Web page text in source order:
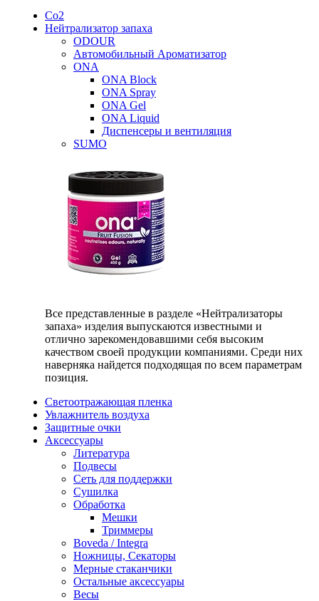
Со2
Нейтрализатор запаха
ODOUR
Автомобильный Ароматизатор
ONA
ONA Block
ONA Spray
ONA Gel
ONA Liquid
Диспенсеры и вентиляция
SUMO
Все представленные в разделе «Нейтрализаторы
запаха» изделия выпускаются известными и
отлично зарекомендовавшими себя высоким
качеством своей продукции компаниями. Среди них
наверняка найдется подходящая по всем параметрам
позиция.
Светоотражающая пленка
Увлажнитель воздуха
Защитные очки
Аксессуары
Литература
Подвесы
Сеть для поддержки
Сушилка
Обработка
Мешки
Триммеры
Boveda / Integra
Ножницы, Секаторы
Мерные стаканчики
Остальные аксессуары
Весы